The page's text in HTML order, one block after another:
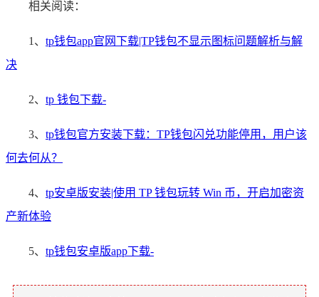
相关阅读：
1、 tp钱包app官网下载|TP钱包不显示图标问题解析与解
决
2、 tp 钱包下载-
3、 tp钱包官方安装下载：TP钱包闪兑功能停用，用户该
何去何从？
4、 tp安卓版安装|使用 TP 钱包玩转 Win 币，开启加密资
产新体验
5、 tp钱包安卓版app下载-